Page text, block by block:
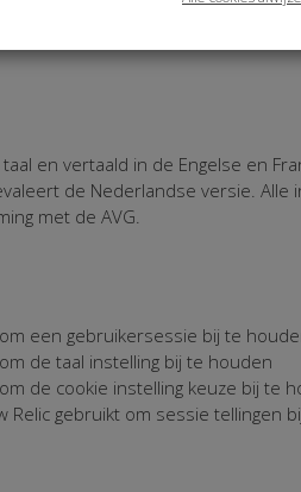
vinden:
en vertaald in de Engelse en
de Nederlandse versie.
met de AVG.
een gebruikersessie bij te
de taal instelling bij te houden
de cookie instelling keuze bij te
Relic gebruikt om sessie tellingen